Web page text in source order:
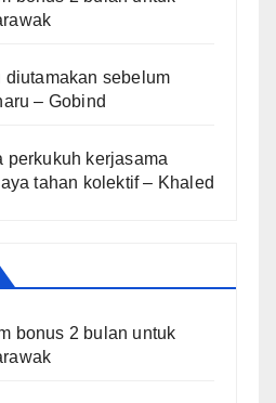
diutamakan sebelum
– Gobind
perkukuh kerjasama
tahan kolektif – Khaled
bonus 2 bulan untuk